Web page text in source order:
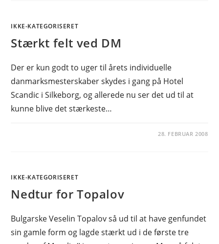
IKKE-KATEGORISERET
Stærkt felt ved DM
Der er kun godt to uger til årets individuelle
danmarksmesterskaber skydes i gang på Hotel
Scandic i Silkeborg, og allerede nu ser det ud til at
kunne blive det stærkeste…
28. FEBRUAR 2008
IKKE-KATEGORISERET
Nedtur for Topalov
Bulgarske Veselin Topalov så ud til at have genfundet
sin gamle form og lagde stærkt ud i de første tre